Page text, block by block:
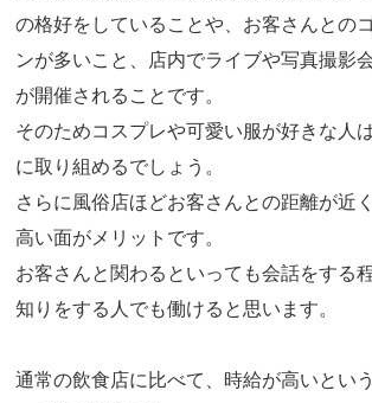
の格好をしていることや、お客さんとの
ンが多いこと、店内でライブや写真撮影
が開催されることです。
そのためコスプレや可愛い服が好きな人
に取り組めるでしょう。
さらに風俗店ほどお客さんとの距離が近
高い面がメリットです。
お客さんと関わるといっても会話をする
知りをする人でも働けると思います。
通常の飲食店に比べて、時給が高いとい